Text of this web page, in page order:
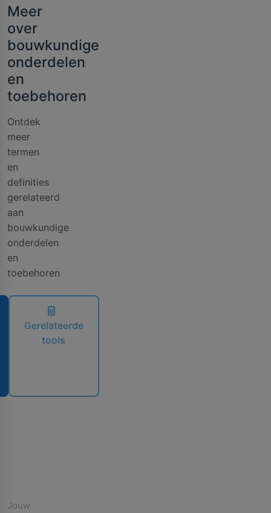
Meer
over
bouwkundige
onderdelen
en
toebehoren
Ontdek
meer
termen
en
definities
gerelateerd
aan
bouwkundige
onderdelen
en
toebehoren
Gerelateerde
tools
Jouw